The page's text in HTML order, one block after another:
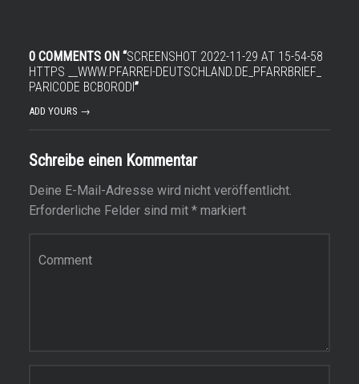
0 COMMENTS ON “SCREENSHOT 2022-11-29 AT 15-54-58
HTTPS __WWW.PFARREI-DEUTSCHLAND.DE_PFARRBRIEF_
PARICODE BCBORODI ”
ADD YOURS →
Schreibe einen Kommentar
Deine E-Mail-Adresse wird nicht veröffentlicht.
Erforderliche Felder sind mit *markiert